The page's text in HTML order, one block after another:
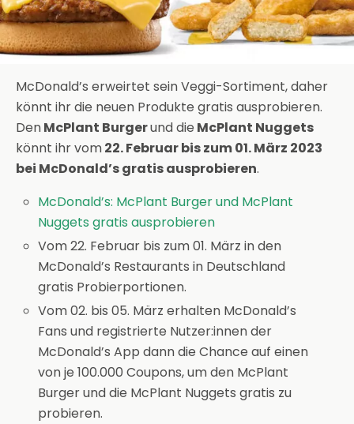
McDonald’s erweirtet sein Veggi-Sortiment, daher
könnt ihr die neuen Produkte gratis ausprobieren.
DenMcPlant Burgerund die McPlant Nuggets
könnt ihr vom22. Februar bis zum 01. März 2023
bei McDonald’s gratis ausprobieren.
McDonald’s: McPlant Burger und McPlant
Nuggets gratis ausprobieren
Vom 22. Februar bis zum 01. März in den
McDonald’s Restaurants in Deutschland
gratis Probierportionen.
Vom 02. bis 05. März erhalten McDonald’s
Fans und registrierte Nutzer:innen der
McDonald’s App dann die Chance auf einen
von je 100.000 Coupons, um den McPlant
Burger und die McPlant Nuggets gratis zu
probieren.